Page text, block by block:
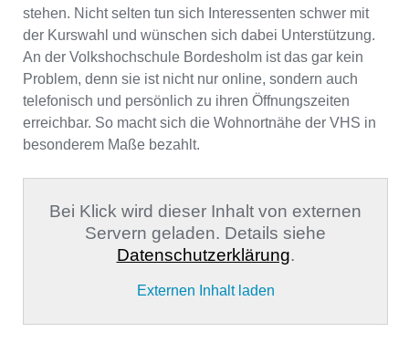
stehen. Nicht selten tun sich Interessenten schwer mit
der Kurswahl und wünschen sich dabei Unterstützung.
An der Volkshochschule Bordesholm ist das gar kein
Problem, denn sie ist nicht nur online, sondern auch
telefonisch und persönlich zu ihren Öffnungszeiten
erreichbar. So macht sich die Wohnortnähe der VHS in
besonderem Maße bezahlt.
Bei Klick wird dieser Inhalt von externen
Servern geladen. Details siehe
Datenschutzerklärung.
Externen Inhalt laden